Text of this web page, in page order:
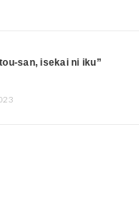
san, isekai ni iku”